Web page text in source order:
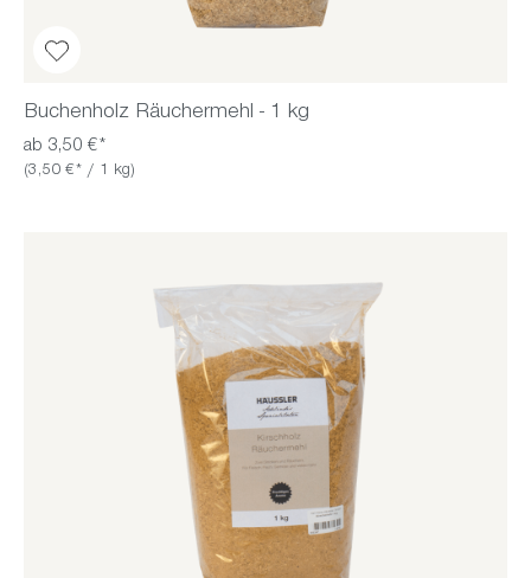
Buchenholz Räuchermehl - 1 kg
ab 3,50 €*
(3,50 €* / 1 kg)